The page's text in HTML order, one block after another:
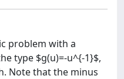
problem with a
type $g(u)=-u^{-1}$,
Note that the minus